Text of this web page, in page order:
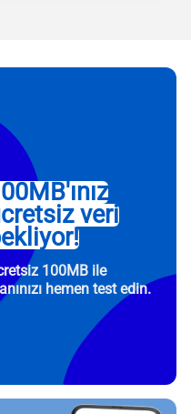
veri
100MB ile
hemen test edin.